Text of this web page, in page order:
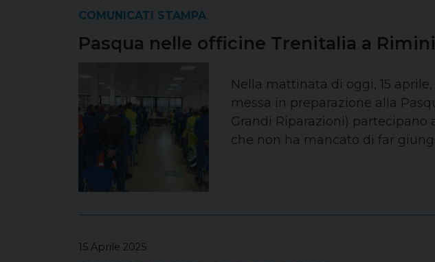
COMUNICATI STAMPA
Pasqua nelle officine Trenitalia a
Nella mattinata di oggi, 15
messa in preparazione alla
Grandi Riparazioni) partecipano
che non ha mancato di far
15 Aprile 2025